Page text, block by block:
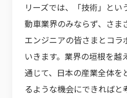
リーズでは、「技術」とい
動車業界のみならず、さま
エンジニアの皆さまとコラ
いきます。業界の垣根を越
通じて、日本の産業全体を
るような機会にできればと